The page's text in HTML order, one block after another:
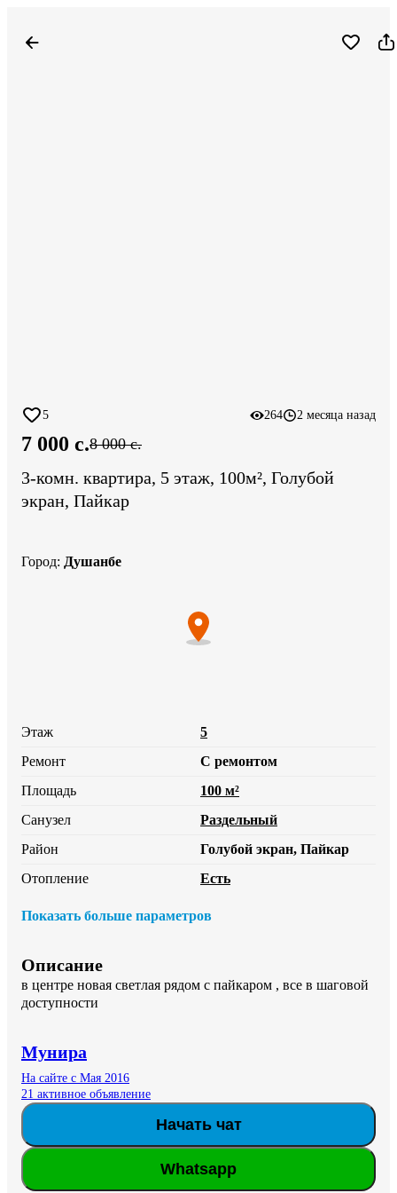
5 264 2 месяца назад
7 000 c.8 000 c.
3-комн. квартира, 5 этаж, 100м², Голубой
экран, Пайкар
Город: Душанбе
Этаж
5
Ремонт
С ремонтом
Площадь
100 м²
Санузел
Раздельный
Район
Голубой экран, Пайкар
Отопление
Есть
Показать больше параметров
Описание
в центре новая светлая рядом с пайкаром , все в шаговой
доступности
Мунира
На сайте с Мая 2016
21 активное объявление
Начать чат
Whatsapp